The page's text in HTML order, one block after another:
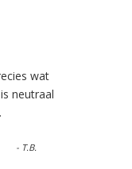
wat
neutraal
- T.B.